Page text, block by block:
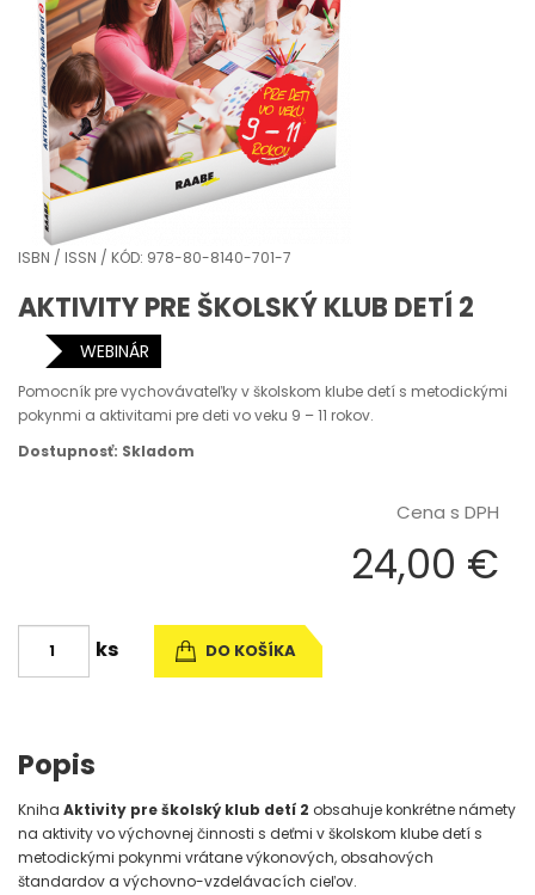
ISBN / ISSN / KÓD: 978-80-8140-701-7
AKTIVITY PRE ŠKOLSKÝ KLUB DETÍ 2
WEBINÁR
Pomocník pre vychovávateľky v školskom klube detí s metodickými
pokynmi a aktivitami pre deti vo veku 9 – 11 rokov.
Dostupnosť: Skladom
Cena s DPH
24,00 €
ks DO KOŠÍKA
Popis
Kniha Aktivity pre školský klub detí 2 obsahuje konkrétne námety
na aktivity vo výchovnej činnosti s deťmi v školskom klube detí s
metodickými pokynmi vrátane výkonových, obsahových
štandardov a výchovno-vzdelávacích cieľov.